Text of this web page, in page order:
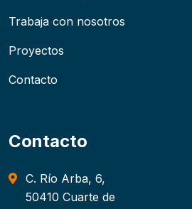
Trabaja con nosotros
Proyectos
Contacto
Contacto
C. Río Arba, 6,
50410 Cuarte de